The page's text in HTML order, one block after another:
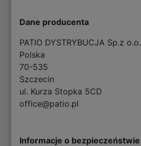
Dane producenta
PATIO DYSTRYBUCJA Sp.z o.o.
Polska
70-535
Szczecin
ul. Kurza Stopka 5CD
office@patio.pl
Informacje o bezpieczeństwie